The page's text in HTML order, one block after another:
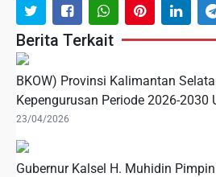
Berita Terkait
BKOW) Provinsi Kalimantan
Kepengurusan Periode 2026-2030
23/04/2026
Gubernur Kalsel H. Muhidin